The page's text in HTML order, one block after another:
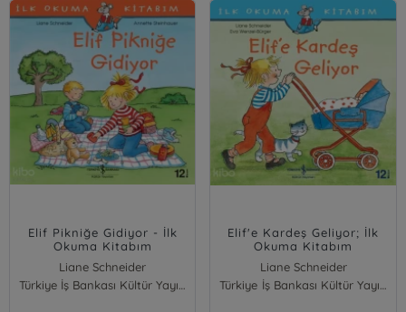
Elif Pikniğe Gidiyor - İlk
Okuma Kitabım
Liane Schneider
Türkiye İş Bankası Kültür Yayınları
Elif'e Kardeş Geliyor; İlk
Okuma Kitabım
Liane Schneider
Türkiye İş Bankası Kültür Yayınları